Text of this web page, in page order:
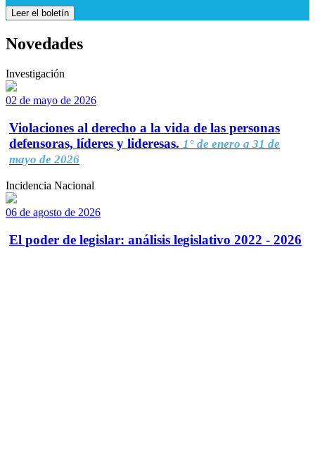
Leer el boletín
Novedades
Investigación
02 de mayo de 2026
Violaciones al derecho a la vida de las personas
defensoras, líderes y lideresas. 1° de enero a 31 de
mayo de 2026
Incidencia Nacional
06 de agosto de 2026
El poder de legislar: análisis legislativo 2022 - 2026